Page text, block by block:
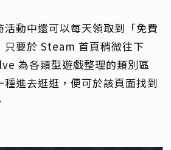
動中還可以每天領取到「免費
只要於 Steam 首頁稍微往下
為各類型遊戲整理的類別區
進去逛逛，便可於該頁面找到